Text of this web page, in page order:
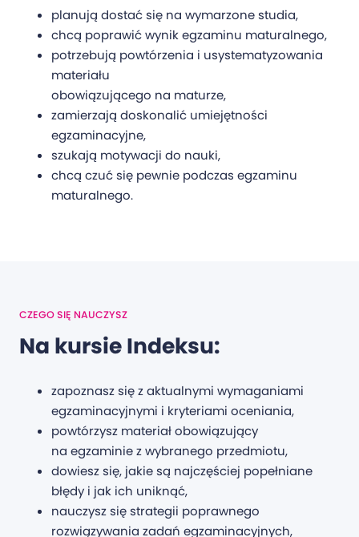
planują dostać się na wymarzone studia,
chcą poprawić wynik egzaminu maturalnego,
potrzebują powtórzenia i usystematyzowania
materiału
obowiązującego na maturze,
zamierzają doskonalić umiejętności
egzaminacyjne,
szukają motywacji do nauki,
chcą czuć się pewnie podczas egzaminu
maturalnego.
CZEGO SIĘ NAUCZYSZ
Na kursie Indeksu:
zapoznasz się z aktualnymi wymaganiami
egzaminacyjnymi i kryteriami oceniania,
powtórzysz materiał obowiązujący
na egzaminie z wybranego przedmiotu,
dowiesz się, jakie są najczęściej popełniane
błędy i jak ich uniknąć,
nauczysz się strategii poprawnego
rozwiązywania zadań egzaminacyjnych,